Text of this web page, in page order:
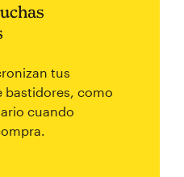
tus
bastidores, como
cuando